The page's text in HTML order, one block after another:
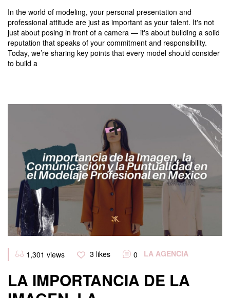
In the world of modeling, your personal presentation and
professional attitude are just as important as your talent. It's not
just about posing in front of a camera — it's about building a solid
reputation that speaks of your commitment and responsibility.
Today, we’re sharing key points that every model should consider
to build a
Categories
LA AGENCIA
0
3 likes
1,301 views
LA IMPORTANCIA DE LA